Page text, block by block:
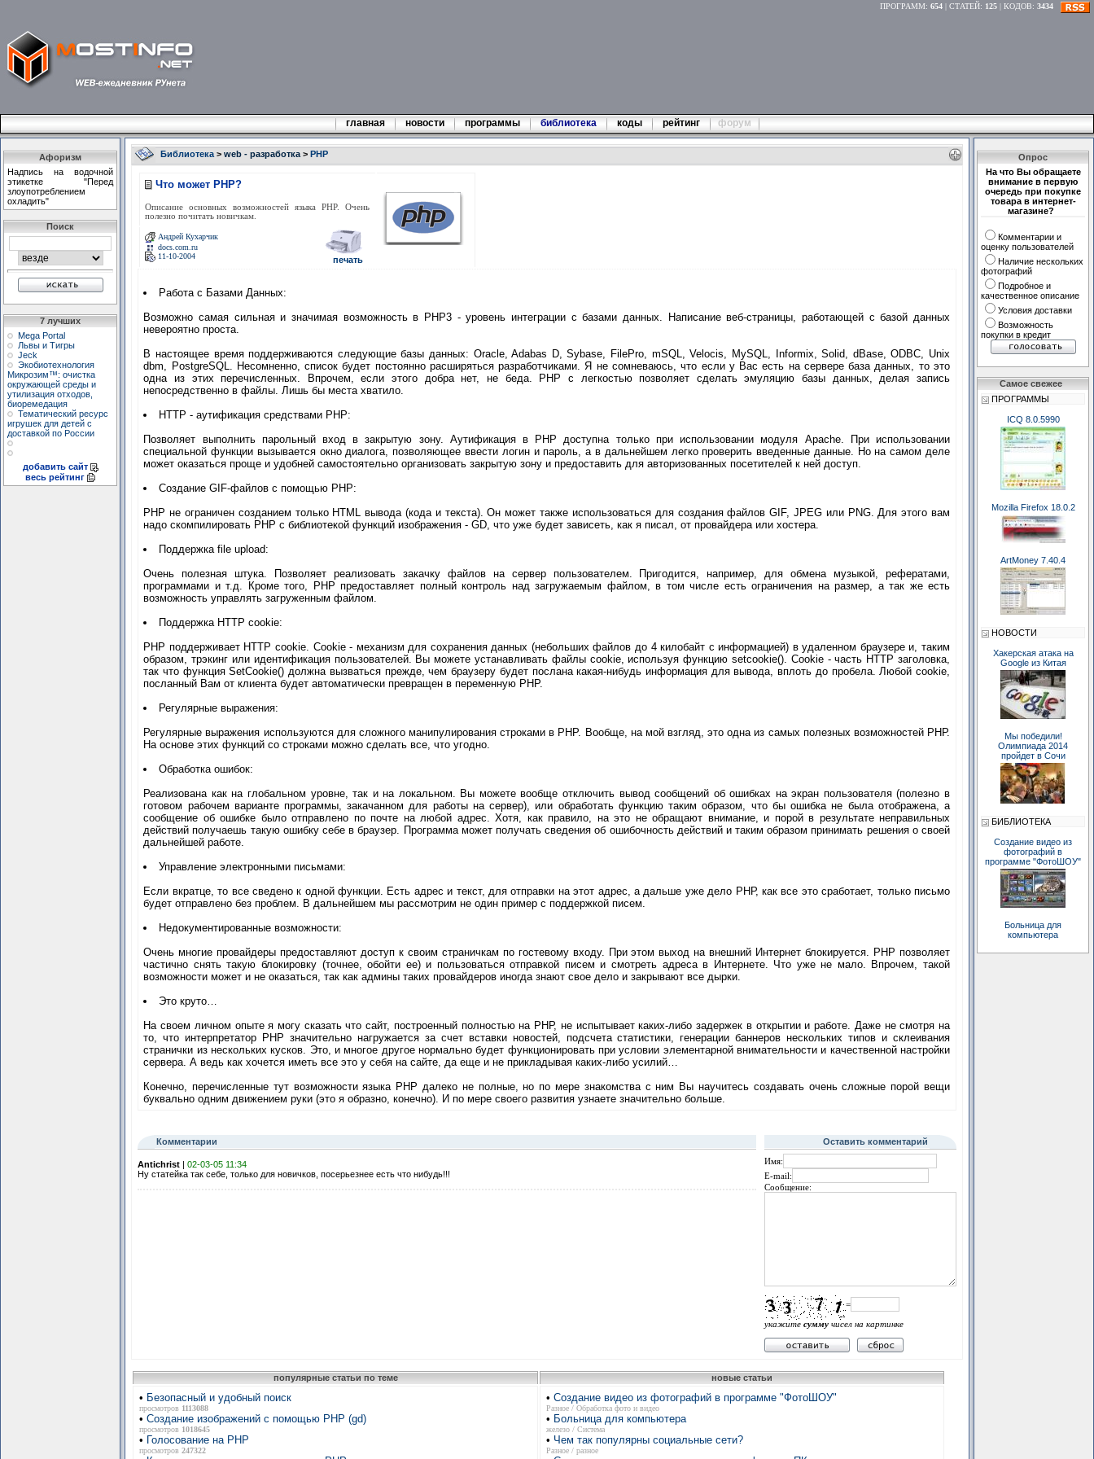
ПРОГРАММ: 654 | СТАТЕЙ: 125 | КОДОВ: 3434
главная новости программы библиотека коды рейтинг форум
Афоризм
Надпись на водочной
этикетке "Перед
злоупотреблением
охладить"
Поиск
7 лучших
Mega Portal
Львы и Тигры
Jeck
Экобиотехнология
Микрозим™: очистка
окружающей среды и
утилизация отходов,
биоремедация
Тематический ресурс
игрушек для детей с
доставкой по России
добавить сайт
весь рейтинг
Библиотека> web - разработка> PHP
Что может РНР?
Описание основных возможностей языка PHP. Очень
полезно почитать новичкам.
Андрей Кухарчик
docs.com.ru
11-10-2004
печать
Работа с Базами Данных:
Возможно самая сильная и значимая возможность в PHP3 - уровень интеграции с базами данных. Написание веб-страницы, работающей с базой данных
невероятно проста.
В настоящее время поддерживаются следующие базы данных: Oracle, Adabas D, Sybase, FilePro, mSQL, Velocis, MySQL, Informix, Solid, dBase, ODBC, Unix
dbm, PostgreSQL. Несомненно, список будет постоянно расширяться разработчиками. Я не сомневаюсь, что если у Вас есть на сервере база данных, то это
одна из этих перечисленных. Впрочем, если этого добра нет, не беда. РНР с легкостью позволяет сделать эмуляцию базы данных, делая запись
непосредственно в файлы. Лишь бы места хватило.
HTTP - аутификация средствами PHP:
Позволяет выполнить парольный вход в закрытую зону. Аутификация в PHP доступна только при использовании модуля Apache. При использовании
специальной функции вызывается окно диалога, позволяющее ввести логин и пароль, а в дальнейшем легко проверить введенные данные. Но на самом деле
может оказаться проще и удобней самостоятельно организовать закрытую зону и предоставить для авторизованных посетителей к ней доступ.
Создание GIF-файлов с помощью PHP:
PHP не ограничен созданием только HTML вывода (кода и текста). Он может также использоваться для создания файлов GIF, JPEG или PNG. Для этого вам
надо скомпилировать PHP с библиотекой функций изображения - GD, что уже будет зависеть, как я писал, от провайдера или хостера.
Поддержка file upload:
Очень полезная штука. Позволяет реализовать закачку файлов на сервер пользователем. Пригодится, например, для обмена музыкой, рефератами,
программами и т.д. Кроме того, РНР предоставляет полный контроль над загружаемым файлом, в том числе есть ограничения на размер, а так же есть
возможность управлять загруженным файлом.
Поддержка HTTP cookie:
PHP поддерживает HTTP cookie. Cookie - механизм для сохранения данных (небольших файлов до 4 килобайт с информацией) в удаленном браузере и, таким
образом, трэкинг или идентификация пользователей. Вы можете устанавливать файлы cookie, используя функцию setcookie(). Cookie - часть HTTP заголовка,
так что функция SetCookie() должна вызваться прежде, чем браузеру будет послана какая-нибудь информация для вывода, вплоть до пробела. Любой cookie,
посланный Вам от клиента будет автоматически превращен в переменную PHP.
Регулярные выражения:
Регулярные выражения используются для сложного манипулирования строками в PHP. Вообще, на мой взгляд, это одна из самых полезных возможностей РНР.
На основе этих функций со строками можно сделать все, что угодно.
Обработка ошибок:
Реализована как на глобальном уровне, так и на локальном. Вы можете вообще отключить вывод сообщений об ошибках на экран пользователя (полезно в
готовом рабочем варианте программы, закачанном для работы на сервер), или обработать функцию таким образом, что бы ошибка не была отображена, а
сообщение об ошибке было отправлено по почте на любой адрес. Хотя, как правило, на это не обращают внимание, и порой в результате неправильных
действий получаешь такую ошибку себе в браузер. Программа может получать сведения об ошибочность действий и таким образом принимать решения о своей
дальнейшей работе.
Управление электронными письмами:
Если вкратце, то все сведено к одной функции. Есть адрес и текст, для отправки на этот адрес, а дальше уже дело РНР, как все это сработает, только письмо
будет отправлено без проблем. В дальнейшем мы рассмотрим не один пример с поддержкой писем.
Недокументированные возможности:
Очень многие провайдеры предоставляют доступ к своим страничкам по гостевому входу. При этом выход на внешний Интернет блокируется. РНР позволяет
частично снять такую блокировку (точнее, обойти ее) и пользоваться отправкой писем и смотреть адреса в Интернете. Что уже не мало. Впрочем, такой
возможности может и не оказаться, так как админы таких провайдеров иногда знают свое дело и закрывают все дырки.
Это круто…
На своем личном опыте я могу сказать что сайт, построенный полностью на РНР, не испытывает каких-либо задержек в открытии и работе. Даже не смотря на
то, что интерпретатор РНР значительно нагружается за счет вставки новостей, подсчета статистики, генерации баннеров нескольких типов и склеивания
странички из нескольких кусков. Это, и многое другое нормально будет функционировать при условии элементарной внимательности и качественной настройки
сервера. А ведь как хочется иметь все это у себя на сайте, да еще и не прикладывая каких-либо усилий…
Конечно, перечисленные тут возможности языка PHP далеко не полные, но по мере знакомства с ним Вы научитесь создавать очень сложные порой вещи
буквально одним движением руки (это я образно, конечно). И по мере своего развития узнаете значительно больше.
Комментарии Оставить комментарий
Antichrist| 02-03-05 11:34
Ну статейка так себе, только для новичков, посерьезнее есть что нибудь!!!
Имя:
E-mail:
Сообщение:
=
укажите суммучисел на картинке
популярные статьи по теме новые статьи
• Безопасный и удобный поиск
просмотров 1113088
• Создание изображений с помощью PHP (gd)
просмотров 1018645
• Голосование на PHP
просмотров 247322
• Создание видео из фотографий в программе "ФотоШОУ"
Разное / Обработка фото и видео
• Больница для компьютера
железо / Система
• Чем так популярны социальные сети?
Разное / разное
Опрос
На что Вы обращаете
внимание в первую
очередь при покупке
товара в интернет-
магазине?
Комментарии и
оценку пользователей
Наличие нескольких
фотографий
Подробное и
качественное описание
Условия доставки
Возможность
покупки в кредит
Самое свежее
ПРОГРАММЫ
ICQ 8.0.5990
Mozilla Firefox 18.0.2
ArtMoney 7.40.4
НОВОСТИ
Хакерская атака на
Google из Китая
Мы победили!
Олимпиада 2014
пройдет в Сочи
БИБЛИОТЕКА
Создание видео из
фотографий в
программе "ФотоШОУ"
Больница для
компьютера